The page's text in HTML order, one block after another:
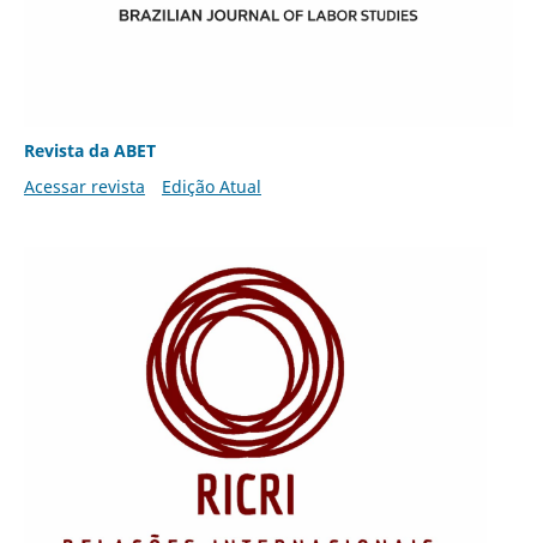
Revista da ABET
Acessar revista
Edição Atual